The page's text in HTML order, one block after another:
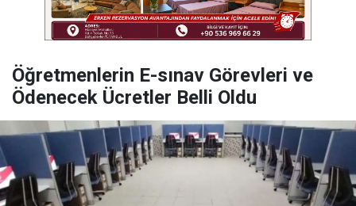
Öğretmenlerin E-sınav Görevleri ve
Ödenecek Ücretler Belli Oldu